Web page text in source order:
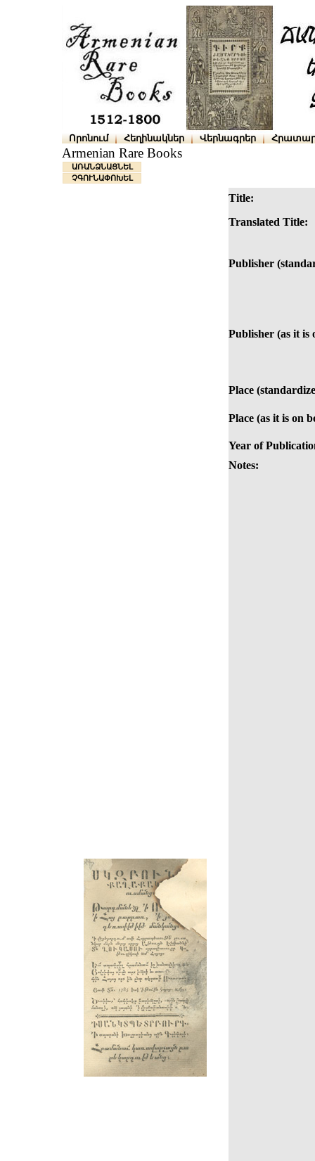
Որոնում Հեղինակներ Վերնագրեր
Armenian Rare Books
ԱՌԱՆՁՆԱՑՆԵԼ
ՉԳՈՒՆԱՓՈԽԵԼ
Title:
Translated Title:
Publisher
Publisher (as it is
Place
Place (as it is on
Year of
Notes: